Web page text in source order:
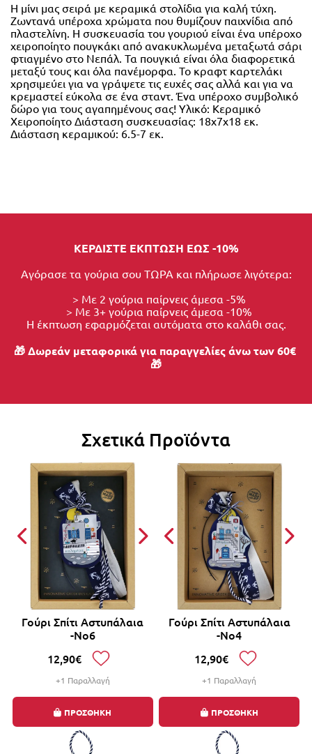
Η μίνι μας σειρά με κεραμικά στολίδια για καλή τύχη.
Ζωντανά υπέροχα χρώματα που θυμίζουν παιχνίδια από
πλαστελίνη. Η συσκευασία του γουριού είναι ένα υπέροχο
χειροποίητο πουγκάκι από ανακυκλωμένα μεταξωτά σάρι
φτιαγμένο στο Νεπάλ. Τα πουγκιά είναι όλα διαφορετικά
μεταξύ τους και όλα πανέμορφα. Το κραφτ καρτελάκι
χρησιμεύει για να γράψετε τις ευχές σας αλλά και για να
κρεμαστεί εύκολα σε ένα σταντ. Ένα υπέροχο συμβολικό
δώρο για τους αγαπημένους σας! Υλικό: Κεραμικό
Χειροποίητο Διάσταση συσκευασίας: 18x7x18 εκ.
Διάσταση κεραμικού: 6.5-7 εκ.
ΚΕΡΔΙΣΤΕ ΕΚΠΤΩΣΗ ΕΩΣ -10%
Αγόρασε τα γούρια σου ΤΩΡΑ και πλήρωσε λιγότερα:
> Με 2 γούρια παίρνεις άμεσα -5%
> Με 3+ γούρια παίρνεις άμεσα -10%
Η έκπτωση εφαρμόζεται αυτόματα στο καλάθι σας.
🎁 Δωρεάν μεταφορικά για παραγγελίες άνω των 60€
🎁
Σχετικά Προϊόντα
Γούρι Σπίτι Αστυπάλαια
-Νο6
12,90€
+1 Παραλλαγή
ΠΡΟΣΘΗΚΗ
Γούρι Σπίτι Αστυπάλαια
-Νο4
12,90€
+1 Παραλλαγή
ΠΡΟΣΘΗΚΗ